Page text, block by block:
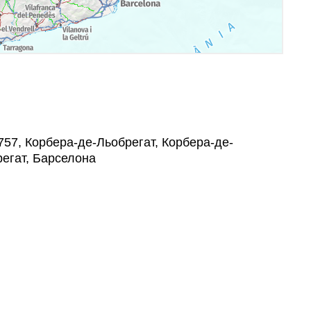
Корбера-де-Льобрегат, Корбера-де-
Барселона